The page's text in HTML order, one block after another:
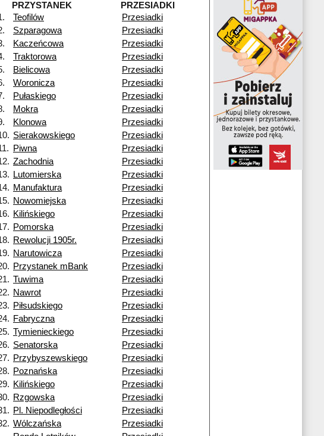
PRZYSTANEK
PRZESIADKI
Teofilów
Przesiadki
Szparagowa
Przesiadki
Kaczeńcowa
Przesiadki
Traktorowa
Przesiadki
Bielicowa
Przesiadki
Woronicza
Przesiadki
Pułaskiego
Przesiadki
Mokra
Przesiadki
Klonowa
Przesiadki
Sierakowskiego
Przesiadki
Piwna
Przesiadki
Zachodnia
Przesiadki
Lutomierska
Przesiadki
Manufaktura
Przesiadki
Nowomiejska
Przesiadki
Kilińskiego
Przesiadki
Pomorska
Przesiadki
Rewolucji 1905r.
Przesiadki
Narutowicza
Przesiadki
Przystanek mBank
Przesiadki
Tuwima
Przesiadki
Nawrot
Przesiadki
Piłsudskiego
Przesiadki
Fabryczna
Przesiadki
Tymienieckiego
Przesiadki
Senatorska
Przesiadki
Przybyszewskiego
Przesiadki
Poznańska
Przesiadki
Kilińskiego
Przesiadki
Rzgowska
Przesiadki
Pl. Niepodległości
Przesiadki
Wólczańska
Przesiadki